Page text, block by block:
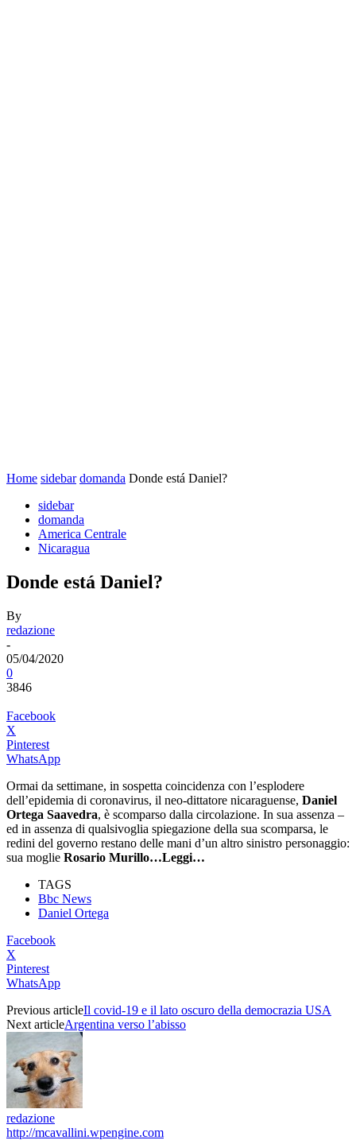
Home sidebar domanda Donde está Daniel?
sidebar
domanda
America Centrale
Nicaragua
Donde está Daniel?
By
redazione
-
05/04/2020
0
3846
Facebook
X
Pinterest
WhatsApp
Ormai da settimane, in sospetta coincidenza con l’esplodere
dell’epidemia di coronavirus, il neo-dittatore nicaraguense, Daniel
Ortega Saavedra, è scomparso dalla circolazione. In sua assenza –
ed in assenza di qualsivoglia spiegazione della sua scomparsa, le
redini del governo restano delle mani d’un altro sinistro personaggio:
sua moglie Rosario Murillo…Leggi…
TAGS
Bbc News
Daniel Ortega
Facebook
X
Pinterest
WhatsApp
Previous articleIl covid-19 e il lato oscuro della democrazia USA
Next articleArgentina verso l’abisso
redazione
http://mcavallini.wpengine.com